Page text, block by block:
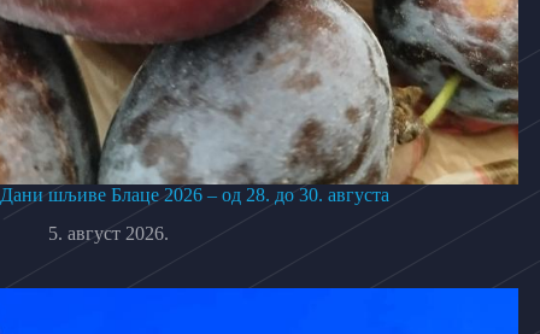
Дани шљиве Блаце 2026 – од 28. до 30. августа
5. август 2026.